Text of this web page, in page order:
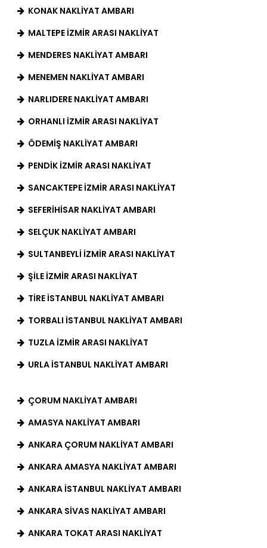
KONAK NAKLIYAT AMBARI
MALTEPE İZMIR ARASI NAKLIYAT
MENDERES NAKLIYAT AMBARI
MENEMEN NAKLIYAT AMBARI
NARLIDERE NAKLIYAT AMBARI
ORHANLI İZMIR ARASI NAKLIYAT
ÖDEMIŞ NAKLIYAT AMBARI
PENDIK İZMIR ARASI NAKLIYAT
SANCAKTEPE İZMIR ARASI NAKLIYAT
SEFERIHISAR NAKLIYAT AMBARI
SELÇUK NAKLIYAT AMBARI
SULTANBEYLI İZMIR ARASI NAKLIYAT
ŞILE İZMIR ARASI NAKLIYAT
TIRE İSTANBUL NAKLIYAT AMBARI
TORBALI İSTANBUL NAKLIYAT AMBARI
TUZLA İZMIR ARASI NAKLIYAT
URLA İSTANBUL NAKLIYAT AMBARI
ÇORUM NAKLIYAT AMBARI
AMASYA NAKLIYAT AMBARI
ANKARA ÇORUM NAKLIYAT AMBARI
ANKARA AMASYA NAKLIYAT AMBARI
ANKARA İSTANBUL NAKLIYAT AMBARI
ANKARA SIVAS NAKLIYAT AMBARI
ANKARA TOKAT ARASI NAKLIYAT